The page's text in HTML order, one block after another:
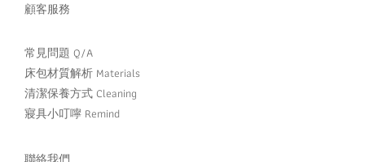
顧客服務
常見問題 Q/A
床包材質解析 Materials
清潔保養方式 Cleaning
寢具小叮嚀 Remind
聯絡我們